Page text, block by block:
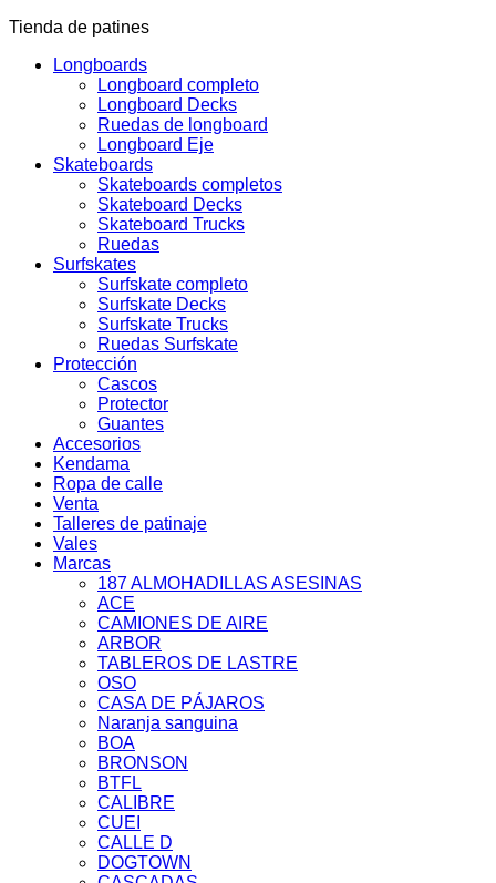
Tienda de patines
Longboards
Longboard completo
Longboard Decks
Ruedas de longboard
Longboard Eje
Skateboards
Skateboards completos
Skateboard Decks
Skateboard Trucks
Ruedas
Surfskates
Surfskate completo
Surfskate Decks
Surfskate Trucks
Ruedas Surfskate
Protección
Cascos
Protector
Guantes
Accesorios
Kendama
Ropa de calle
Venta
Talleres de patinaje
Vales
Marcas
187 ALMOHADILLAS ASESINAS
ACE
CAMIONES DE AIRE
ARBOR
TABLEROS DE LASTRE
OSO
CASA DE PÁJAROS
Naranja sanguina
BOA
BRONSON
BTFL
CALIBRE
CUEI
CALLE D
DOGTOWN